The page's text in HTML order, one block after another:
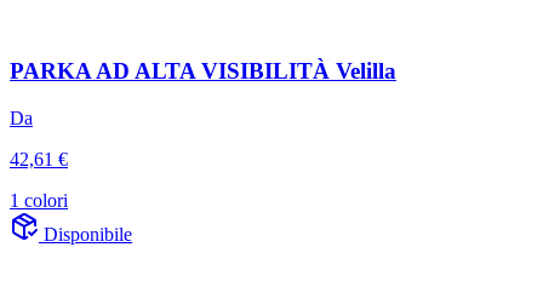
PARKA AD ALTA VISIBILITÀ Velilla
Da
42,61 €
1 colori
Disponibile